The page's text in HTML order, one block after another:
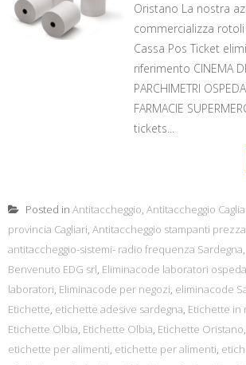
Oristano La nostra
commercializza
Cassa Pos Ticket
riferimento CINEMA
PARCHIMETRI
FARMACIE
tickets...
Posted in Antitaccheggio, Antitaccheggio
provincia Cagliari, Antitaccheggio stampanti
antitaccheggio-sistemi- radio frequenza Sardegna,
Benvenuto EDG srl, Eliminacode laboratori
laboratori, Eliminacode per negozi, eliminacode
Etichette, etichette adesive sardegna, Etichette in
Etichette Olbia, Etichette Olbia, Etichette Oristano,
etichette per alimenti, etichette per alimenti,